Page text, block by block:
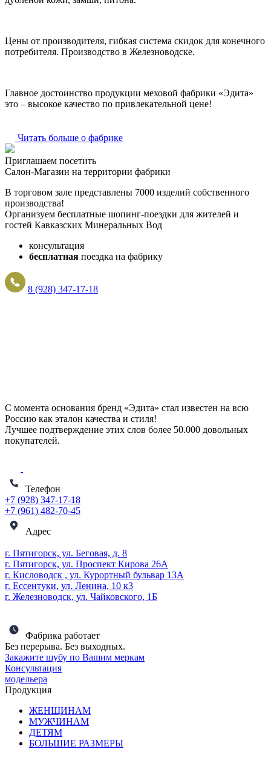
Цены от производителя, гибкая система скидок для конечного
потребителя. Производство в Железноводске.
Главное достоинство продукции меховой фабрики «Эдита»
это – высокое качество по привлекательной цене!
Читать больше о фабрике
Приглашаем посетить
Салон-Магазин на территории фабрики
В торговом зале представлены 7000 изделий собственного
производства!
Организуем бесплатные шопинг-поездки для жителей и
гостей Кавказских Минеральных Вод
консультация
бесплатная поездка на фабрику
8 (928) 347-17-18
С момента основания бренд «Эдита» стал известен на всю
Россию как эталон качества и стиля!
Лучшее подтверждение этих слов более 50.000 довольных
покупателей.
Телефон
+7 (928) 347-17-18
+7 (961) 482-70-45
Адрес
г. Пятигорск, ул. Беговая, д. 8
г. Пятигорск, ул. Проспект Кирова 26А
г. Кисловодск , ул. Курортный бульвар 13А
г. Ессентуки, ул. Ленина, 10 к3
г. Железноводск, ул. Чайковского, 1Б
Фабрика работает
Без перерыва. Без выходных.
Закажите шубу по Вашим меркам
Консультация
модельера
Продукция
ЖЕНЩИНАМ
МУЖЧИНАМ
ДЕТЯМ
БОЛЬШИЕ РАЗМЕРЫ